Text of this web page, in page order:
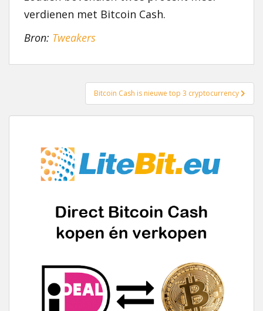
verdienen met Bitcoin Cash.
Bron: Tweakers
Bitcoin Cash is nieuwe top 3 cryptocurrency